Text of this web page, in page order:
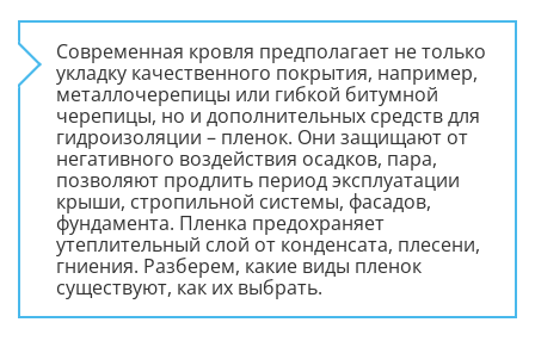
Современная кровля предполагает не только
укладку качественного покрытия, например,
металлочерепицы или гибкой битумной
черепицы, но и дополнительных средств для
гидроизоляции – пленок. Они защищают от
негативного воздействия осадков, пара,
позволяют продлить период эксплуатации
крыши, стропильной системы, фасадов,
фундамента. Пленка предохраняет
утеплительный слой от конденсата, плесени,
гниения. Разберем, какие виды пленок
существуют, как их выбрать.